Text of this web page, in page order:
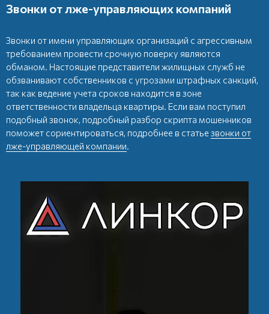
Звонки от лже-управляющих компаний
Звонки от имени управляющих организаций с агрессивным
требованием провести срочную поверку являются
обманом. Настоящие представители жилищных служб не
обзванивают собственников с угрозами штрафных санкций,
так как ведение учета сроков находится в зоне
ответственности владельца квартиры. Если вам поступил
подобный звонок, подробный разбор скрипта мошенников
поможет сориентироваться, подробнее в статье звонки от
лже-управляющей компании.